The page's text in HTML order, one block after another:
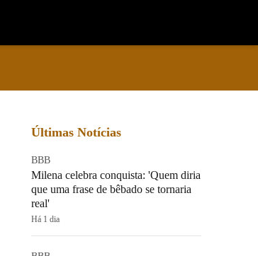
Últimas Notícias
BBB
Milena celebra conquista: 'Quem diria
que uma frase de bêbado se tornaria
real'
Há 1 dia